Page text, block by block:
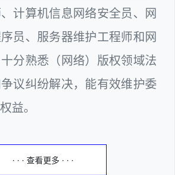
计算机信息网络安全员、网
员、服务器维护工程师和网
分熟悉（网络）版权领域法
议纠纷解决，能有效维护委
益。
· · · 查看更多 · · ·